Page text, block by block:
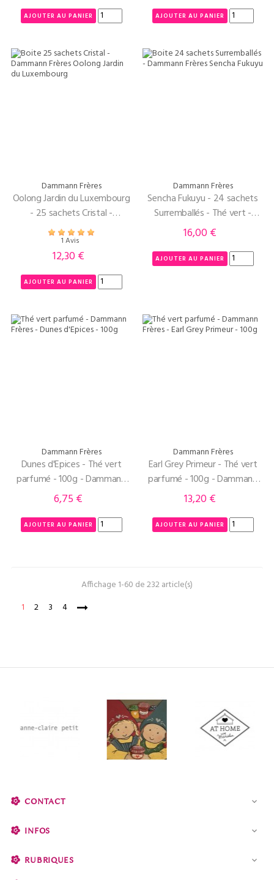
AJOUTER AU PANIER AJOUTER AU PANIER
Dammann Frères
Oolong Jardin du Luxembourg
- 25 sachets Cristal -
Dammann Frères
1 Avis
Prix
12,30 €
AJOUTER AU PANIER
Dammann Frères
Sencha Fukuyu - 24 sachets
Surremballés - Thé vert -
Dammann Frères
Prix
16,00 €
AJOUTER AU PANIER
Dammann Frères
Dunes d'Epices - Thé vert
parfumé - 100g - Dammann
Frères
Prix
6,75 €
AJOUTER AU PANIER
Dammann Frères
Earl Grey Primeur - Thé vert
parfumé - 100g - Dammann
Frères
Prix
13,20 €
AJOUTER AU PANIER
Affichage 1-60 de 232 article(s)
1
2 3 4
CONTACT 
INFOS 
RUBRIQUES 